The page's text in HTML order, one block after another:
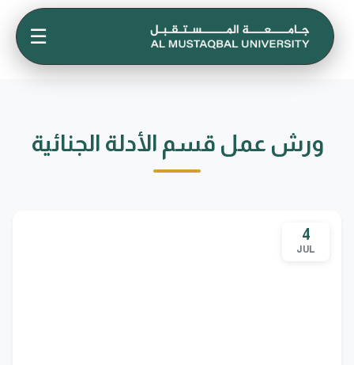
☰
ورش عمل قسم الأدلة الجنائية
4
JUL